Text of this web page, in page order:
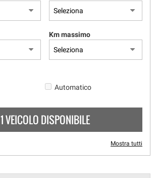
Km massimo
Automatico
1 VEICOLO DISPONIBILE
Mostra tutti